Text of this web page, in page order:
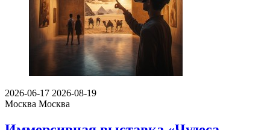
2026-06-17 2026-08-19
Москва Москва